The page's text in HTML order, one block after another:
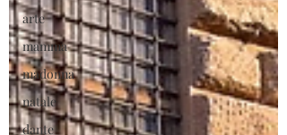
arte
mamma
madonna
natale
dante